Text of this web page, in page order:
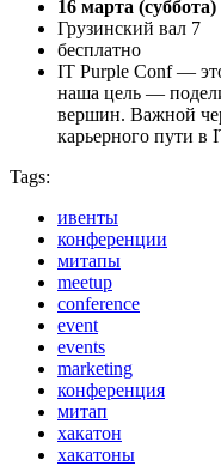
16 марта (суббота)
Грузинский вал 7
бесплатно
IT Purple Conf —
наша цель —
вершин. Важной
карьерного пути в
Tags:
ивенты
конференции
митапы
meetup
conference
event
events
marketing
конференция
митап
хакатон
хакатоны